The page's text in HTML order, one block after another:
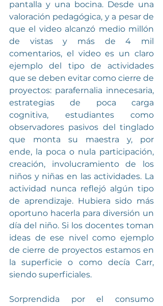
pantalla y una bocina. Desde una
valoración pedagógica, y a pesar de
que el video alcanzó medio millón
de vistas y más de 4 mil
comentarios, el video es un claro
ejemplo del tipo de actividades
que se deben evitar como cierre de
proyectos: parafernalia innecesaria,
estrategias de poca carga
cognitiva, estudiantes como
observadores pasivos del tinglado
que monta su maestra y, por
ende, la poca o nula participación,
creación, involucramiento de los
niños y niñas en las actividades. La
actividad nunca reflejó algún tipo
de aprendizaje. Hubiera sido más
oportuno hacerla para diversión un
día del niño. Si los docentes toman
ideas de ese nivel como ejemplo
de cierre de proyectos estamos en
la superficie o como decía Carr,
siendo superficiales.
Sorprendida por el consumo